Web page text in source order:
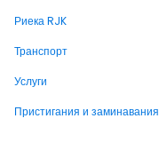
Риека RJK
Транспорт
Услуги
Пристигания и заминавания